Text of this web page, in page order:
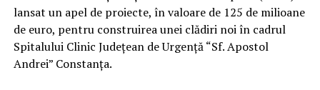
lansat un apel de proiecte, în valoare de 125 de milioane
de euro, pentru construirea unei clădiri noi în cadrul
Spitalului Clinic Judeţean de Urgenţă “Sf. Apostol
Andrei” Constanţa.